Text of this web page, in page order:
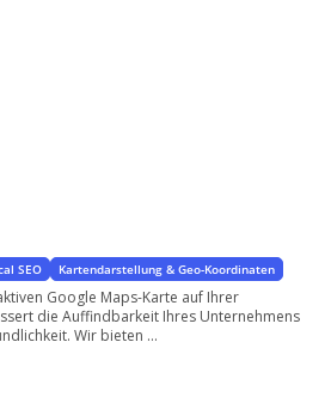
SEO Kartendarstellung & Geo-Koordinaten
Google Maps-Karte auf Ihrer
die Auffindbarkeit Ihres Unternehmens
Wir bieten ...